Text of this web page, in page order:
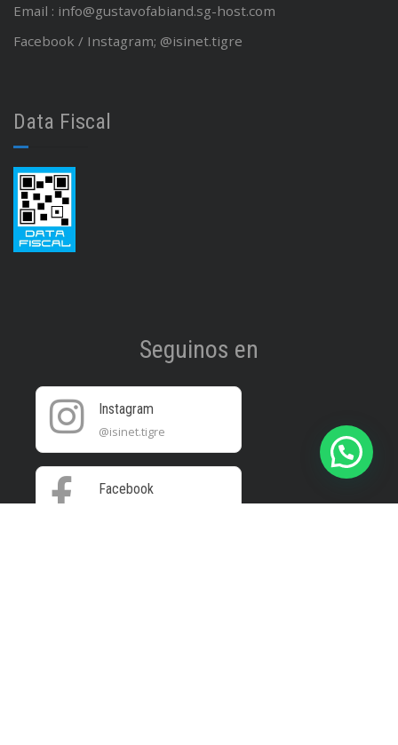
Email : info@gustavofabiand.sg-host.com
Facebook / Instagram; @isinet.tigre
Data Fiscal
Seguinos en
Instagram
@isinet.tigre
Facebook